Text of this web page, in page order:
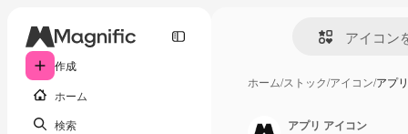
作成
ホーム
検索
ホーム/ストック/アイコン/アプ
アプリ アイコン